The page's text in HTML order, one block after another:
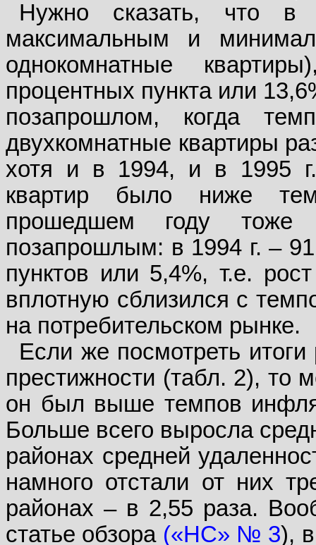
Нужно сказать, что
максимальным и
однокомнатные
процентных пункта или
позапрошлом, когда
двухкомнатные квартиры
хотя и в 1994, и в 1995
квартир было ниже
прошедшем году тоже
позапрошлым: в 1994 г. –
пунктов или 5,4%, т.е.
вплотную сблизился с
на потребительском рынке.
Если же посмотреть
престижности (табл. 2), то
он был выше темпов
Больше всего выросла
районах средней
намного отстали от них
районах – в 2,55 раза.
статье обзора («НС» № 3),